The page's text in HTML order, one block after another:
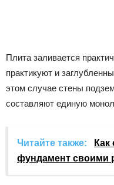
Плита заливается
практикуют и
этом случае стены
составляют единую
Читайте также:
фундамент своими